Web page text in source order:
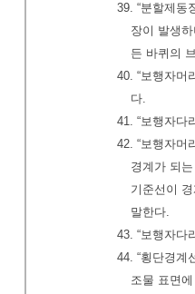
39. “분할제동
장이 발생
든 바퀴의
40. “보행자머
다.
41. “보행자다
42. “보행자머
경계가 되
기준선이
말한다.
43. “보행자다
44. “횡단경계
조물 표면